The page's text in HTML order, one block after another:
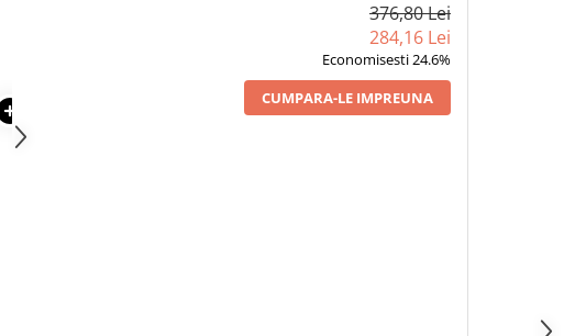
376,80 Lei
284,16 Lei
Economisesti 24.6%
CUMPARA-LE IMPREUNA